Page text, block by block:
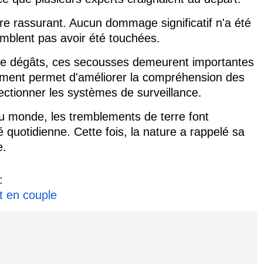
rassurant. Aucun dommage significatif n'a été
pas avoir été touchées.
dégâts, ces secousses demeurent importantes
permet d'améliorer la compréhension des
les systèmes de surveillance.
monde, les tremblements de terre font
quotidienne. Cette fois, la nature a rappelé sa
en couple